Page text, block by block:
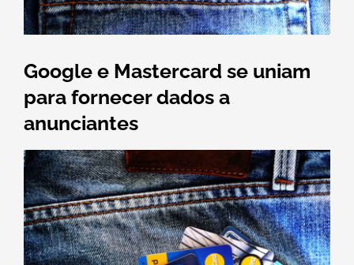
Google e Mastercard se uniam
para fornecer dados a
anunciantes